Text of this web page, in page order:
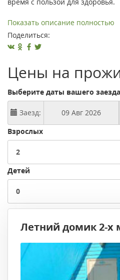
Показать описание полностью
Поделиться:
Цены на
Выберите даты вашего
Заезд:
Взрослых
Детей
Летний домик 2-х